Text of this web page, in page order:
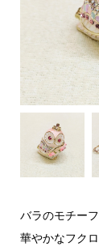
バラのモチー
華やかなフク